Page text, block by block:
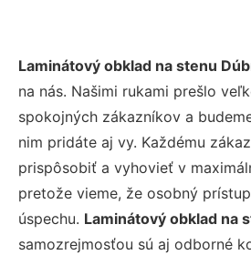
Laminátový obklad na stenu
na nás. Našimi rukami prešlo
spokojných zákazníkov a
nim pridáte aj vy. Každému
prispôsobiť a vyhovieť v
pretože vieme, že osobný
úspechu. Laminátový obklad na
samozrejmosťou sú aj odborné